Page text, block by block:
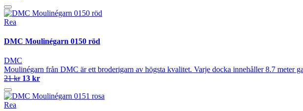
Rea
DMC Moulinégarn 0150 röd
DMC
Moulinégarn från DMC är ett broderigarn av högsta kvalitet. Varje docka innehåller 8.7 meter
21 kr 13 kr
Rea